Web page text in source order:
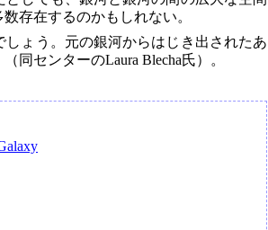
存在するのかもしれない。
しょう。元の銀河からはじき出されたあ
同センターのLaura Blecha氏）。